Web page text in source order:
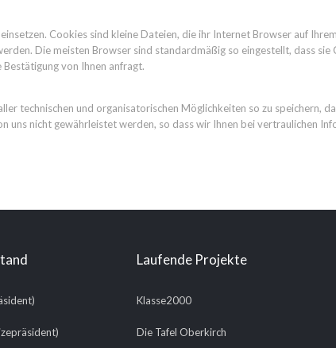
Cookies sind kleine Dateien, die ihr Internet Browser auf
Die meisten Browser sind standardmäßig so eingestellt, dass
von Ihnen anfragt.
technischen und organisatorischen Möglichkeiten so zu speichern,
uns nicht gewährleistet werden, so dass wir Ihnen bei vertraulichen
Laufende Projekte
Klasse2000
Die Tafel Oberkirch